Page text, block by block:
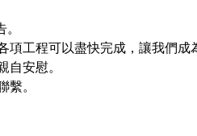
工程可以盡快完成，讓我們成
安慰。
。